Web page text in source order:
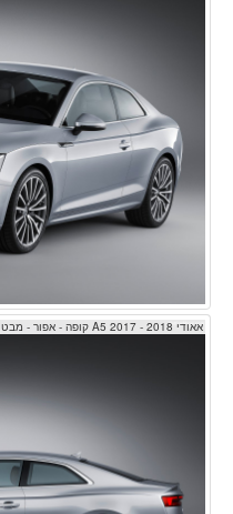
אאודי A5 2017 - 2018 קופה - אפור - מבט מהצד